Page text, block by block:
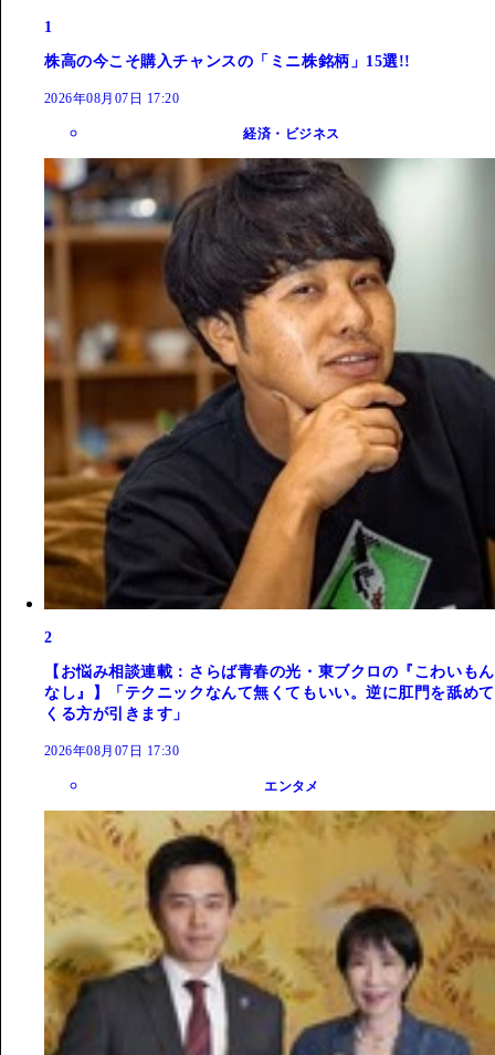
1
株高の今こそ購入チャンスの「ミニ株銘柄」15選!!
2026年08月07日 17:20
経済・ビジネス
2
【お悩み相談連載：さらば青春の光・東ブクロの『こわいもん
なし』】「テクニックなんて無くてもいい。逆に肛門を舐めて
くる方が引きます」
2026年08月07日 17:30
エンタメ